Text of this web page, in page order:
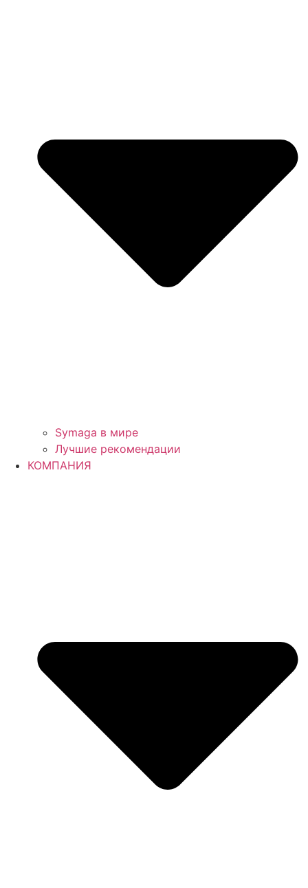
Symaga в мире
Лучшие рекомендации
КОМПАНИЯ